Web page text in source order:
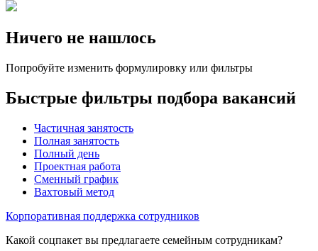
Ничего не нашлось
Попробуйте изменить формулировку или фильтры
Быстрые фильтры подбора вакансий
Частичная занятость
Полная занятость
Полный день
Проектная работа
Сменный график
Вахтовый метод
Корпоративная поддержка сотрудников
Какой соцпакет вы предлагаете семейным сотрудникам?